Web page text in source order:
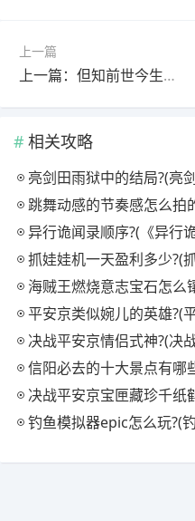
上一篇
上一篇：但知前世今生石上刻佳缘若梦又有几人得谁执笔但记情成卷只空此去经年这些是什么意思?想要?
相关攻略
亮剑田雨狱中的结局?(亮
跳舞动感的节奏感怎么拍的?(跳舞动
异行诡闻录顺序?(《异行
抓娃娃机一天盈利多少?(抓娃
海贼王燃烧意志宝石怎么镶嵌?(海贼
平安京类似婉儿的英雄?(平安
决战平安京情侣式神?(决战平
信阳必去的十大景点有哪些?(信阳必
决战平安京宝匣藏珍千纸鹤怎么用?(
钓鱼模拟器epic怎么玩?(